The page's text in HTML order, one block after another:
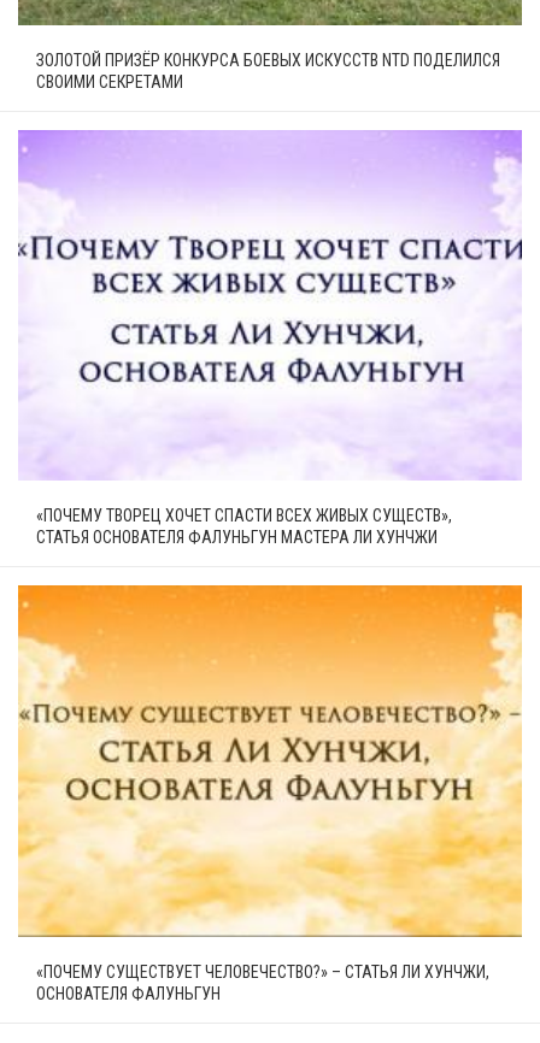
ЗОЛОТОЙ ПРИЗЁР КОНКУРСА БОЕВЫХ ИСКУССТВ NTD ПОДЕЛИЛСЯ
СВОИМИ СЕКРЕТАМИ
«ПОЧЕМУ ТВОРЕЦ ХОЧЕТ СПАСТИ ВСЕХ ЖИВЫХ СУЩЕСТВ»,
СТАТЬЯ ОСНОВАТЕЛЯ ФАЛУНЬГУН МАСТЕРА ЛИ ХУНЧЖИ
«ПОЧЕМУ СУЩЕСТВУЕТ ЧЕЛОВЕЧЕСТВО?» – СТАТЬЯ ЛИ ХУНЧЖИ,
ОСНОВАТЕЛЯ ФАЛУНЬГУН